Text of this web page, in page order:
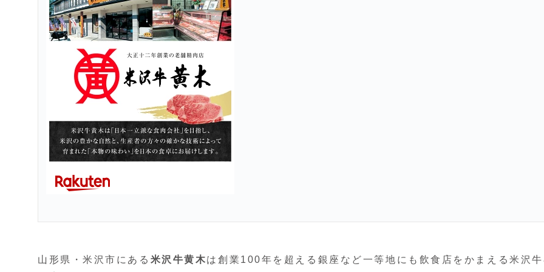
山形県・米沢市にある 米沢牛黄木は創業100年を超える銀座など一等地にも飲食店をかまえる米沢